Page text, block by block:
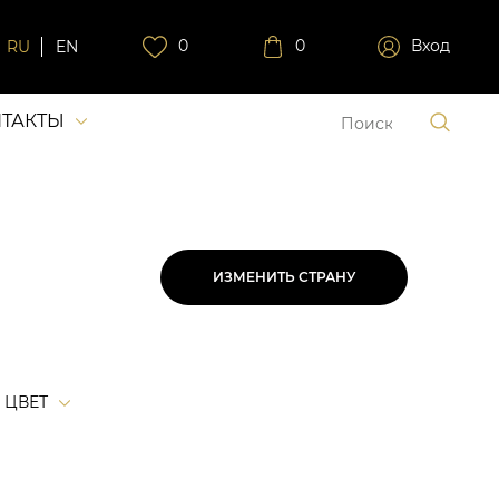
RU EN 0 0 Вход
ИЗМЕНИТЬ СТРАНУ
ЦВЕТ